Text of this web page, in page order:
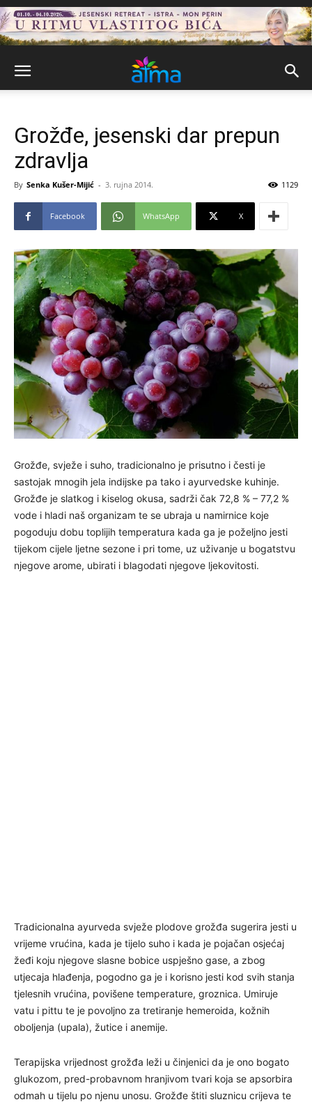
Grožđe, jesenski dar prepun
zdravlja
By Senka Kušer-Mijić - 3. rujna 2014. 1129
Facebook WhatsApp X
Grožđe, svježe i suho, tradicionalno je prisutno i česti je
sastojak mnogih jela indijske pa tako i ayurvedske kuhinje.
Grožđe je slatkog i kiselog okusa, sadrži čak 72,8 % – 77,2 %
vode i hladi naš organizam te se ubraja u namirnice koje
pogoduju dobu toplijih temperatura kada ga je poželjno jesti
tijekom cijele ljetne sezone i pri tome, uz uživanje u bogatstvu
njegove arome, ubirati i blagodati njegove ljekovitosti.
Tradicionalna ayurveda svježe plodove grožđa sugerira jesti u
vrijeme vrućina, kada je tijelo suho i kada je pojačan osjećaj
žeđi koju njegove slasne bobice uspješno gase, a zbog
utjecaja hlađenja, pogodno ga je i korisno jesti kod svih stanja
tjelesnih vrućina, povišene temperature, groznica. Umiruje
vatu i pittu te je povoljno za tretiranje hemeroida, kožnih
oboljenja (upala), žutice i anemije.
Terapijska vrijednost grožđa leži u činjenici da je ono bogato
glukozom, pred-probavnom hranjivom tvari koja se apsorbira
odmah u tijelu po njenu unosu. Grožđe štiti sluznicu crijeva te